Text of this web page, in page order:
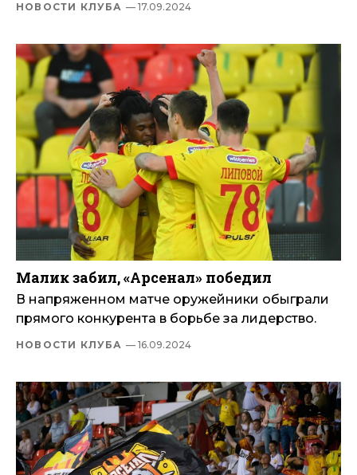
НОВОСТИ КЛУБА — 17.09.2024
Малик забил, «Арсенал» победил
В напряженном матче оружейники обыграли
прямого конкурента в борьбе за лидерство.
НОВОСТИ КЛУБА — 16.09.2024